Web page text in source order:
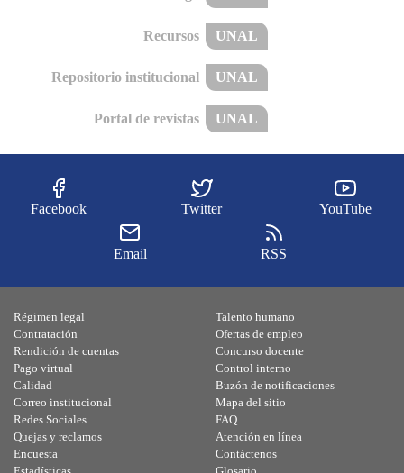
Recursos UNAL
Repositorio institucional UNAL
Portal de revistas UNAL
Facebook Twitter YouTube
Email RSS
Régimen legal
Contratación
Rendición de cuentas
Pago virtual
Calidad
Talento humano
Ofertas de empleo
Concurso docente
Control interno
Buzón de notificaciones
Correo institucional
Redes Sociales
Quejas y reclamos
Encuesta
Mapa del sitio
FAQ
Atención en línea
Contáctenos